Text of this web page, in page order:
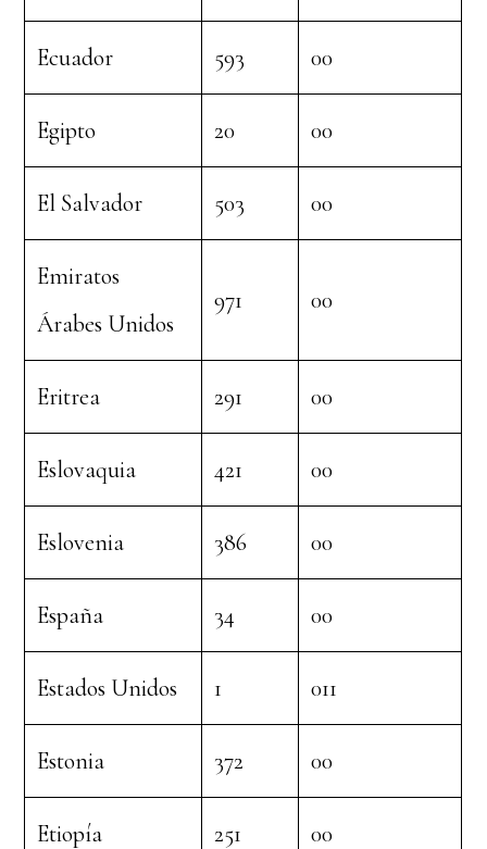
Ecuador 593 00
Egipto 20 00
El Salvador 503 00
Emiratos
Árabes Unidos
971 00
Eritrea 291 00
Eslovaquia 421 00
Eslovenia 386 00
España 34 00
Estados Unidos 1 011
Estonia 372 00
Etiopía 251 00